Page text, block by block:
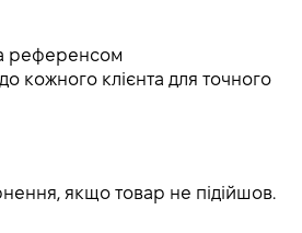
референсом
до кожного клієнта для точного
Легкий процес повернення, якщо товар не підійшов.